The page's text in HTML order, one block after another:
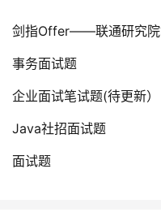
剑指Offer——联通研究院
事务面试题
企业面试笔试题(待更新）
Java社招面试题
面试题